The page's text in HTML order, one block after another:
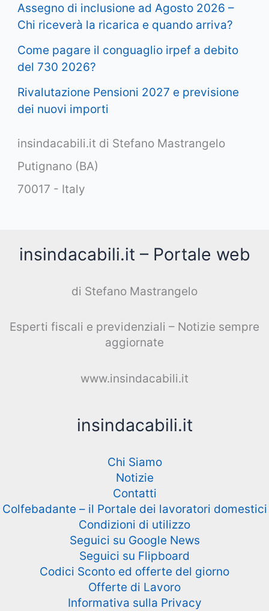
Assegno di inclusione ad Agosto 2026 –
Chi riceverà la ricarica e quando arriva?
Come pagare il conguaglio irpef a debito
del 730 2026?
Rivalutazione Pensioni 2027 e previsione
dei nuovi importi
insindacabili.it di Stefano Mastrangelo
Putignano (BA)
70017 - Italy
insindacabili.it – Portale web
di Stefano Mastrangelo
Esperti fiscali e previdenziali – Notizie sempre
aggiornate
www.insindacabili.it
insindacabili.it
Chi Siamo
Notizie
Contatti
Colfebadante – il Portale dei lavoratori domestici
Condizioni di utilizzo
Seguici su Google News
Seguici su Flipboard
Codici Sconto ed offerte del giorno
Offerte di Lavoro
Informativa sulla Privacy